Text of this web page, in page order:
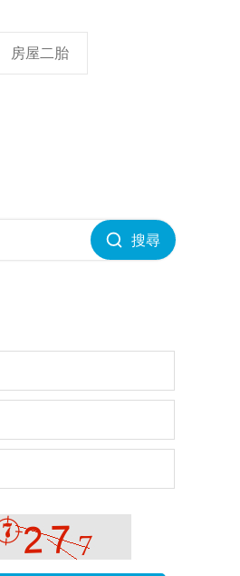
房屋二胎
搜尋